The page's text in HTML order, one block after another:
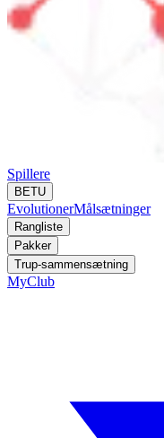
Spillere
BETU
EvolutionerMålsætninger
Rangliste
Pakker
Trup-sammensætning
MyClub